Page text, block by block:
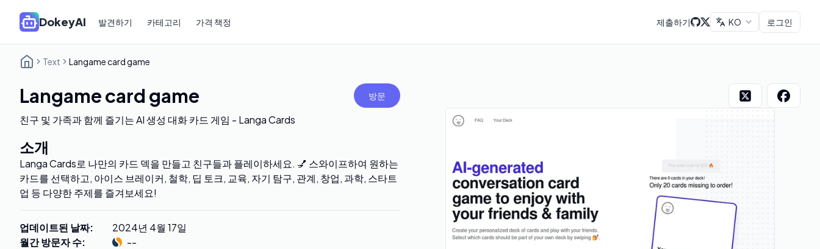
DokeyAI 발견하기 카테고리 가격 책정 제출하기 KO 로그인
Text Langame card game
Langame card game 방문
친구 및 가족과 함께 즐기는 AI 생성 대화 카드 게임 - Langa Cards
소개
Langa Cards로 나만의 카드 덱을 만들고 친구들과 플레이하세요. 💅 스와이프하여 원하는
카드를 선택하고, 아이스 브레이커, 철학, 딥 토크, 교육, 자기 탐구, 관계, 창업, 과학, 스타트
업 등 다양한 주제를 즐겨보세요!
업데이트된 날짜:
2024년 4월 17일
월간 방문자 수:
--